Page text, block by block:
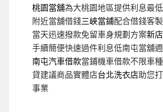
桃園當舖為大桃園地區提供利息最
附近當舖借錢三峽當鋪配合借錢客
當天迅速撥款免留車身規劃方案新
手續簡便快速過件利息低南屯當舖
南屯汽車借款當鋪機車借款不限車
貸建議商品實體店台北洗衣店助您
事業